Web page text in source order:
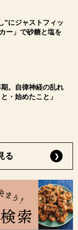
”にジャストフィッ
ー」で砂糖と塩を
。自律神経の乱れ
・始めたこと」
る